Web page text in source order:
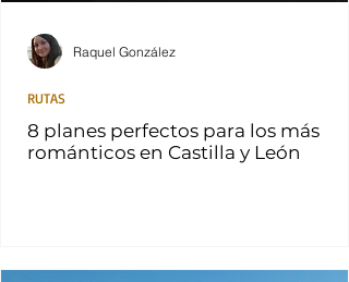
8 planes perfectos para los más
románticos en Castilla y León
RUTAS
Raquel González